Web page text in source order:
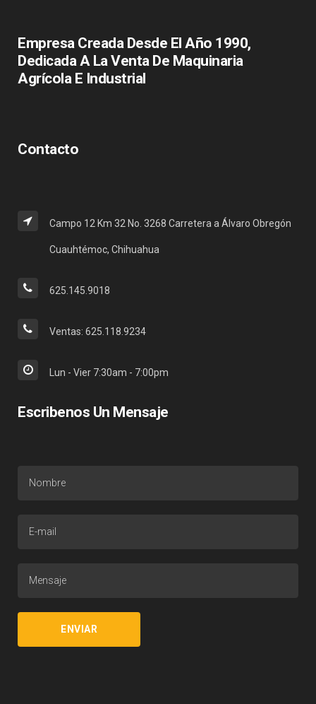
Empresa Creada Desde El Año 1990,
Dedicada A La Venta De Maquinaria
Agrícola E Industrial
Contacto
Campo 12 Km 32 No. 3268 Carretera a Álvaro Obregón
Cuauhtémoc, Chihuahua
625.145.9018
Ventas: 625.118.9234
Lun - Vier 7:30am - 7:00pm
Escribenos Un Mensaje